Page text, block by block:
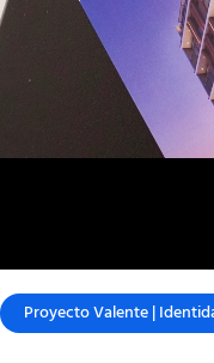
Proyecto Valente |